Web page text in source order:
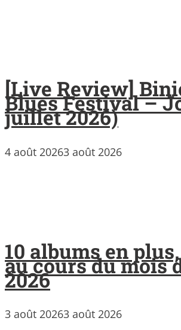
[Live Review]
Blues Festival –
juillet 2026)
4 août 20263 août 2026
10 albums en
au cours du mois
2026
3 août 20263 août 2026